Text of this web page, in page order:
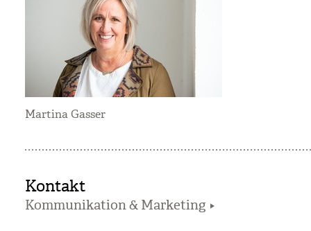
Martina Gasser
Kontakt
Kommunikation & Marketing